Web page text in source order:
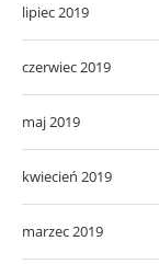
lipiec 2019
czerwiec 2019
maj 2019
kwiecień 2019
marzec 2019